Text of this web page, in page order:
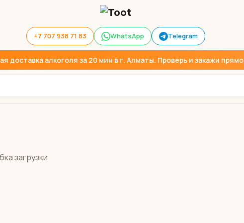
+7 707 938 71 83 WhatsApp Telegram
доставка алкоголя за 20 мин в г. Алматы. Проверь и закажи прямо
загрузки